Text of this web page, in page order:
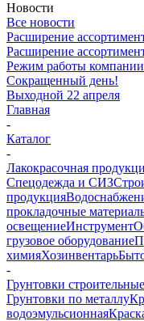
Новости
Все новости
Расширение
Расширение
Режим работы
Сокращенный день!
Выходной 22 апреля
Главная
-
Каталог
-
Лакокрасочная
Спецодежда и СИЗ
продукция
прокладочные
освещениеИнструмент
грузовое оборудование
химияХозинвентарь
-
Грунтовки строительные
Грунтовки по металлу
водоэмульсионная